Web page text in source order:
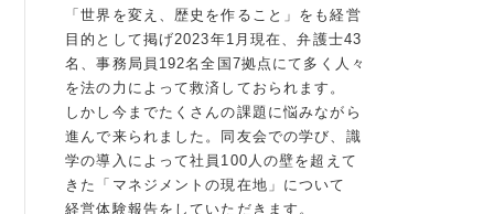
同友会の地域づくり
「世界を変え、歴史を作ること」をも経営
目的として掲げ2023年1月現在、弁護士43
名、事務局員192名全国7拠点にて多く人々
を法の力によって救済しておられます。
しかし今までたくさんの課題に悩みながら
進んで来られました。同友会での学び、識
学の導入によって社員100人の壁を超えて
きた「マネジメントの現在地」について
経営体験報告をしていただきます。